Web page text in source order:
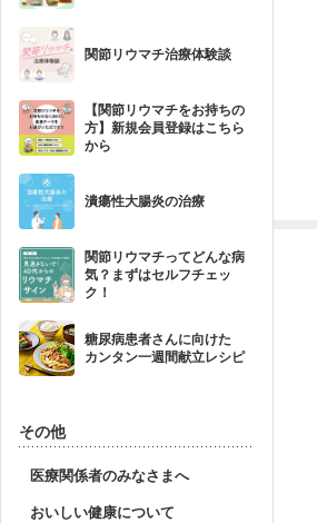
関節リウマチ治療体験談
【関節リウマチをお持ちの
方】新規会員登録はこちら
から
潰瘍性大腸炎の治療
関節リウマチってどんな病
気？まずはセルフチェッ
ク！
糖尿病患者さんに向けた
カンタン一週間献立レシピ
その他
医療関係者のみなさまへ
おいしい健康について